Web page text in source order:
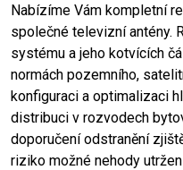
Nabízíme Vám kompletní
společné televizní antény.
systému a jeho kotvících
normách pozemního,
konfiguraci a optimalizaci
distribuci v rozvodech
doporučení odstranění
riziko možné nehody